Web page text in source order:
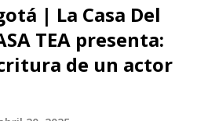
| La Casa Del
TEA presenta:
de un actor